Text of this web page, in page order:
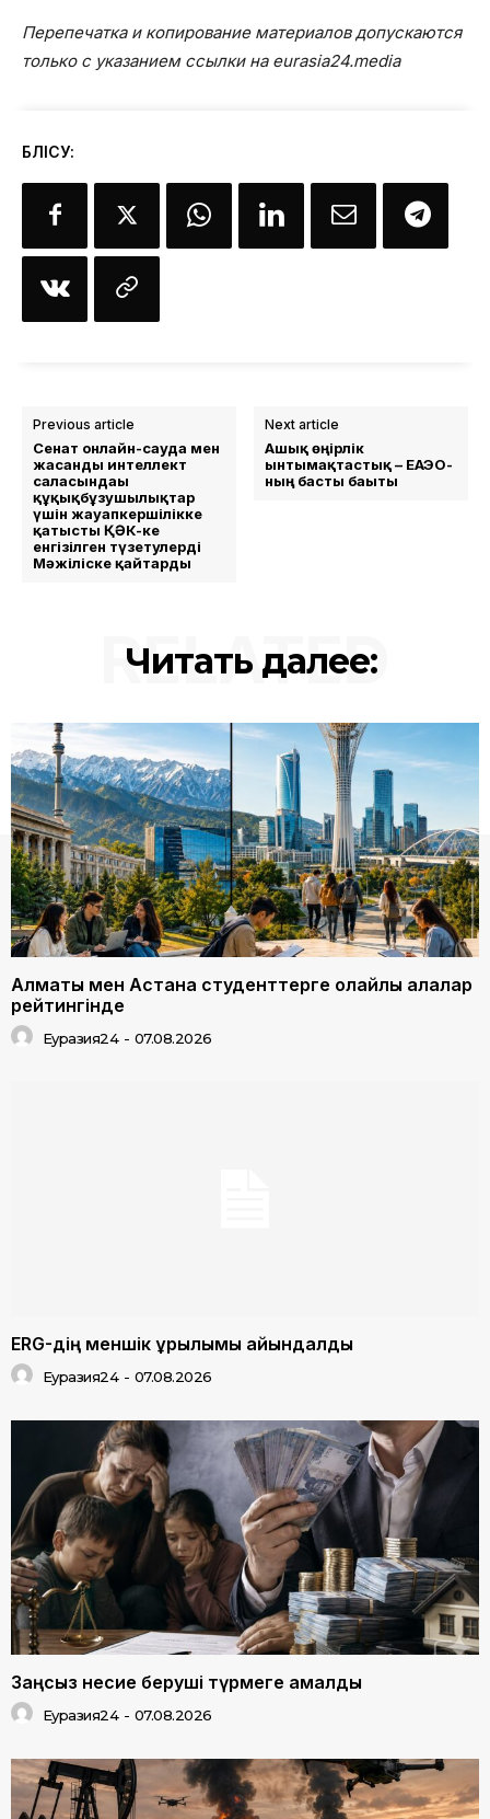
Перепечатка и копирование материалов допускаются
только с указанием ссылки на eurasia24.media
БӨЛІСУ:
Previous article
Сенат онлайн-сауда мен
жасанды интеллект
саласындағы
құқықбұзушылықтар
үшін жауапкершілікке
қатысты ҚӘК-ке
енгізілген түзетулерді
Мәжіліске қайтарды
Next article
Ашық өңірлік
ынтымақтастық – ЕАЭО-
ның басты бағыты
Читать далее:
RELATED
Алматы мен Астана студенттерге қолайлы қалалар
рейтингінде
Еуразия24 - 07.08.2026
ERG-дің меншік құрылымы айқындалды
Еуразия24 - 07.08.2026
Заңсыз несие беруші түрмеге қамалды
Еуразия24 - 07.08.2026